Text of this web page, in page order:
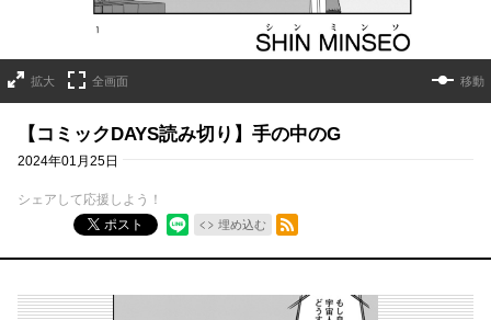
拡大 全画面 移動
【コミックDAYS読み切り】手の中のG
2024年01月25日
シェアして応援しよう！
ポスト
埋め込む
RSSフィード